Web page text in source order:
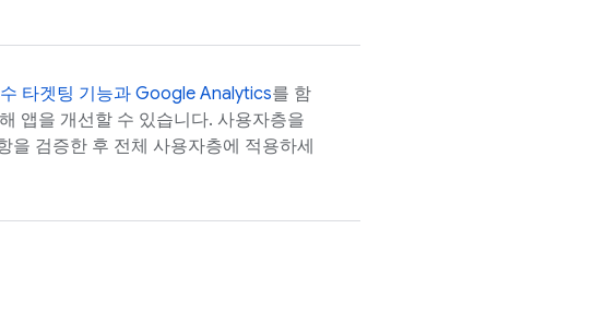
타겟팅 기능과 Google Analytics를 함
앱을 개선할 수 있습니다. 사용자층을
을 검증한 후 전체 사용자층에 적용하세